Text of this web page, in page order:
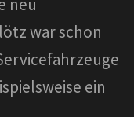
neu
war schon
ein